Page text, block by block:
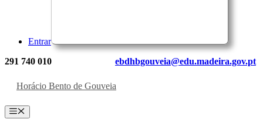
Entrar
291 740 010 ebdhbgouveia@edu.madeira.gov.pt
Horácio Bento de Gouveia
Menu